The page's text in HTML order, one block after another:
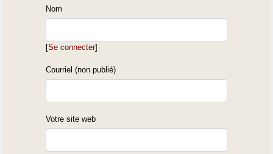
Nom
[Se connecter]
Courriel (non publié)
Votre site web